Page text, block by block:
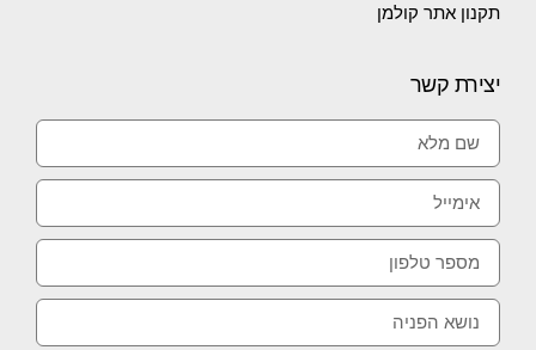
תקנון אתר קולמן
יצירת קשר